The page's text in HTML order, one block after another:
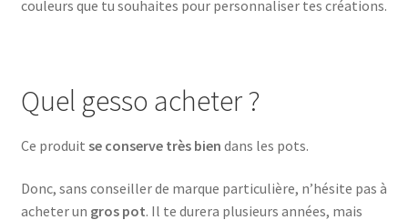
couleurs que tu souhaites pour personnaliser tes créations.
Quel gesso acheter ?
Ce produit se conserve très bien dans les pots.
Donc, sans conseiller de marque particulière, n’hésite pas à
acheter un gros pot. Il te durera plusieurs années, mais